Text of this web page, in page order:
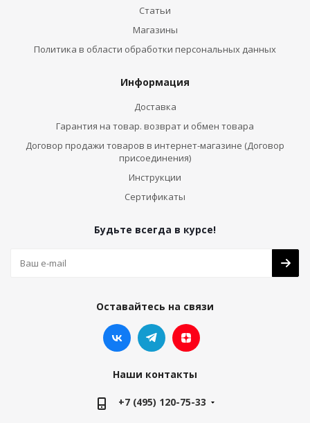
Статьи
Магазины
Политика в области обработки персональных данных
Информация
Доставка
Гарантия на товар. возврат и обмен товара
Договор продажи товаров в интернет-магазине (Договор
присоединения)
Инструкции
Сертификаты
Будьте всегда в курсе!
Оставайтесь на связи
Наши контакты
+7 (495) 120-75-33